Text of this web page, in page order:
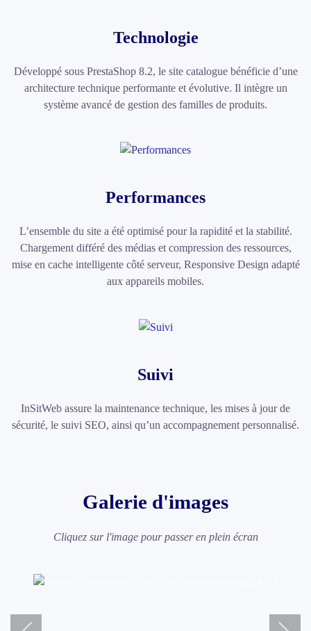
Technologie
Développé sous PrestaShop 8.2, le site catalogue bénéficie d’une
architecture technique performante et évolutive. Il intègre un
système avancé de gestion des familles de produits.
Performances
L’ensemble du site a été optimisé pour la rapidité et la stabilité.
Chargement différé des médias et compression des ressources,
mise en cache intelligente côté serveur, Responsive Design adapté
aux appareils mobiles.
Suivi
InSitWeb assure la maintenance technique, les mises à jour de
sécurité, le suivi SEO, ainsi qu’un accompagnement personnalisé.
Galerie d'images
Cliquez sur l'image pour passer en plein écran